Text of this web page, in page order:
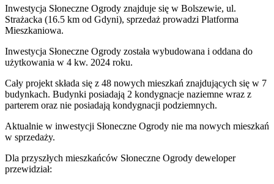
Inwestycja Słoneczne Ogrody znajduje się w Bolszewie, ul.
Strażacka (16.5 km od Gdyni), sprzedaż prowadzi Platforma
Mieszkaniowa.
Inwestycja Słoneczne Ogrody została wybudowana i oddana do
użytkowania w 4 kw. 2024 roku.
Cały projekt składa się z 48 nowych mieszkań znajdujących się w 7
budynkach. Budynki posiadają 2 kondygnacje naziemne wraz z
parterem oraz nie posiadają kondygnacji podziemnych.
Aktualnie w inwestycji Słoneczne Ogrody nie ma nowych mieszkań
w sprzedaży.
Dla przyszłych mieszkańców Słoneczne Ogrody deweloper
przewidział: